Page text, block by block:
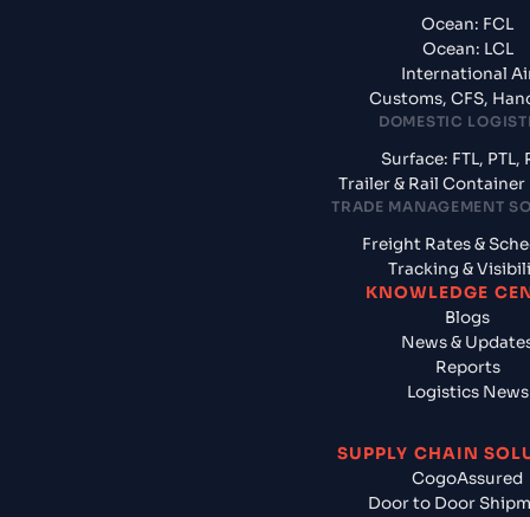
Ocean: FCL
Ocean: LCL
International
Customs, CFS,
DOMESTIC
Surface: FTL, PTL,
Trailer & Rail Container
TRADE MANAGEMENT
Freight Rates &
Tracking &
KNOWLEDGE
Blogs
News &
Reports
Logistics News
SUPPLY CHAIN
CogoAssured
Door to Door